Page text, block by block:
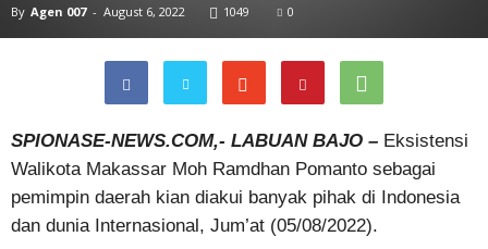
By Agen 007 - August 6, 2022 1049 0
SPIONASE-NEWS.COM,- LABUAN BAJO – Eksistensi
Walikota Makassar Moh Ramdhan Pomanto sebagai
pemimpin daerah kian diakui banyak pihak di Indonesia
dan dunia Internasional, Jum’at (05/08/2022).